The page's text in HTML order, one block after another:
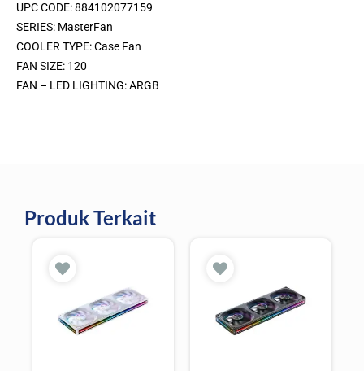
UPC CODE: 884102077159
SERIES: MasterFan
COOLER TYPE: Case Fan
FAN SIZE: 120
FAN – LED LIGHTING: ARGB
Produk Terkait